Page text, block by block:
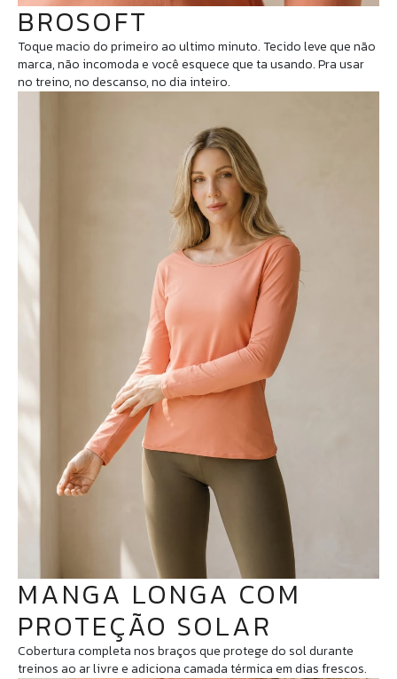
BROSOFT
Toque macio do primeiro ao ultimo minuto. Tecido leve que não
marca, não incomoda e você esquece que ta usando. Pra usar
no treino, no descanso, no dia inteiro.
MANGA LONGA COM
PROTEÇÃO SOLAR
Cobertura completa nos braços que protege do sol durante
treinos ao ar livre e adiciona camada térmica em dias frescos.